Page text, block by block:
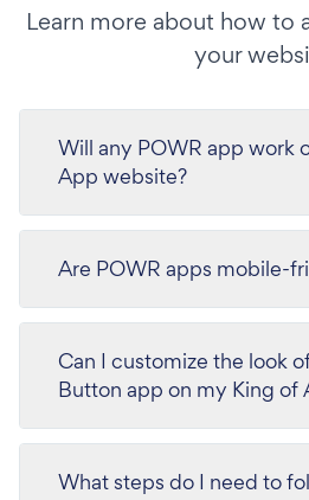
Learn more about how to
your
Will any POWR app work
App website?
Are POWR apps mobile-
Can I customize the look
Button app on my King of
What steps do I need to